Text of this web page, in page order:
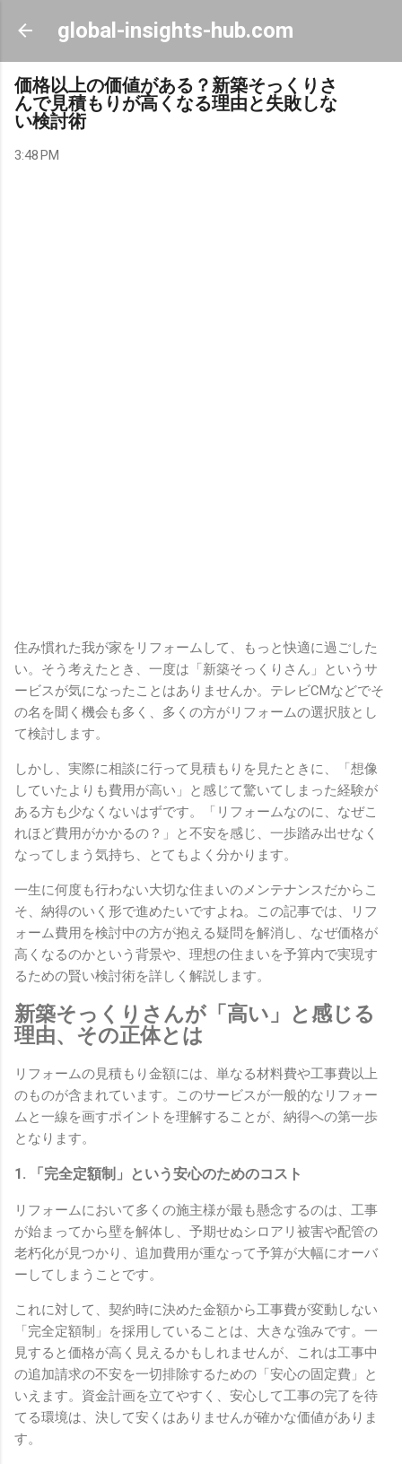
Skip to main content
global-insights-hub.com
価格以上の価値がある？新築そっくりさ
んで見積もりが高くなる理由と失敗しな
い検討術
3:48 PM
住み慣れた我が家をリフォームして、もっと快適に過ごした
い。そう考えたとき、一度は「新築そっくりさん」というサ
ービスが気になったことはありませんか。テレビCMなどでそ
の名を聞く機会も多く、多くの方がリフォームの選択肢とし
て検討します。
しかし、実際に相談に行って見積もりを見たときに、「想像
していたよりも費用が高い」と感じて驚いてしまった経験が
ある方も少なくないはずです。「リフォームなのに、なぜこ
れほど費用がかかるの？」と不安を感じ、一歩踏み出せなく
なってしまう気持ち、とてもよく分かります。
一生に何度も行わない大切な住まいのメンテナンスだからこ
そ、納得のいく形で進めたいですよね。この記事では、リフ
ォーム費用を検討中の方が抱える疑問を解消し、なぜ価格が
高くなるのかという背景や、理想の住まいを予算内で実現す
るための賢い検討術を詳しく解説します。
新築そっくりさんが「高い」と感じる
理由、その正体とは
リフォームの見積もり金額には、単なる材料費や工事費以上
のものが含まれています。このサービスが一般的なリフォー
ムと一線を画すポイントを理解することが、納得への第一歩
となります。
1. 「完全定額制」という安心のためのコスト
リフォームにおいて多くの施主様が最も懸念するのは、工事
が始まってから壁を解体し、予期せぬシロアリ被害や配管の
老朽化が見つかり、追加費用が重なって予算が大幅にオーバ
ーしてしまうことです。
これに対して、契約時に決めた金額から工事費が変動しない
「完全定額制」を採用していることは、大きな強みです。一
見すると価格が高く見えるかもしれませんが、これは工事中
の追加請求の不安を一切排除するための「安心の固定費」と
いえます。資金計画を立てやすく、安心して工事の完了を待
てる環境は、決して安くはありませんが確かな価値がありま
す。